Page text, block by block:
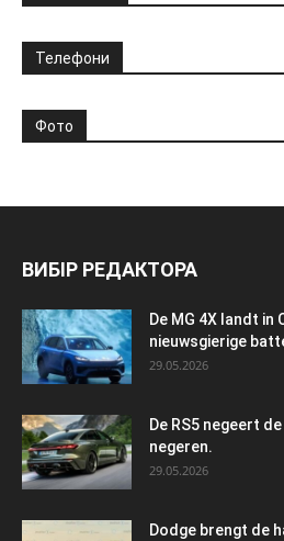
Телефони
Фото
ВИБІР РЕДАКТОРА
De MG 4X landt in
nieuwsgierige
29.05.2026
De RS5 negeert
negeren.
29.05.2026
Dodge brengt de